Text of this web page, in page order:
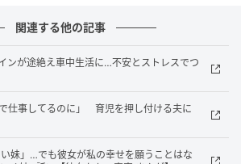
関連する他の記事
ンが途絶え車中生活に…不安とストレスでつ
仕事してるのに」 育児を押し付ける夫に
妹」…でも彼女が私の幸せを願うことはな